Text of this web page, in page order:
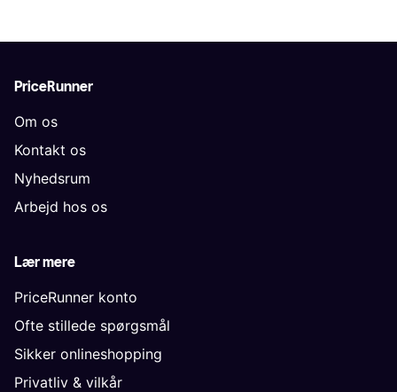
PriceRunner
Om os
Kontakt os
Nyhedsrum
Arbejd hos os
Lær mere
PriceRunner konto
Ofte stillede spørgsmål
Sikker onlineshopping
Privatliv & vilkår